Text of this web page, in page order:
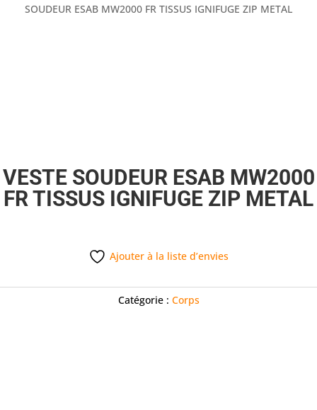
SOUDEUR ESAB MW2000 FR TISSUS IGNIFUGE ZIP METAL
VESTE SOUDEUR ESAB MW2000
FR TISSUS IGNIFUGE ZIP METAL
Ajouter à la liste d’envies
Catégorie : Corps